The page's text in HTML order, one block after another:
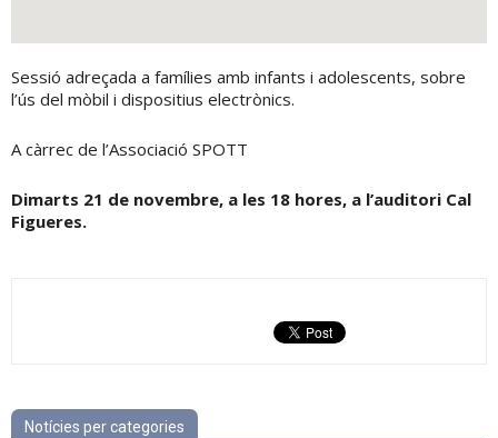
Sessió adreçada a famílies amb infants i adolescents, sobre
l’ús del mòbil i dispositius electrònics.
A càrrec de l’Associació SPOTT
Dimarts 21 de novembre, a les 18 hores, a l’auditori Cal
Figueres.
Notícies per categories